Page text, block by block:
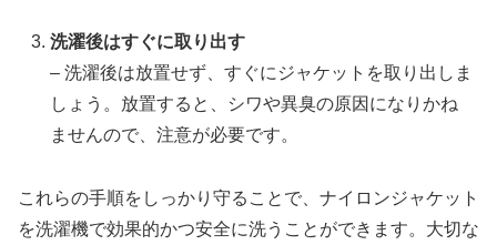
洗濯後はすぐに取り出す
– 洗濯後は放置せず、すぐにジャケットを取り出しま
しょう。放置すると、シワや異臭の原因になりかね
ませんので、注意が必要です。
これらの手順をしっかり守ることで、ナイロンジャケット
を洗濯機で効果的かつ安全に洗うことができます。大切な